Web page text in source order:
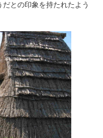
との印象を持たれたよう